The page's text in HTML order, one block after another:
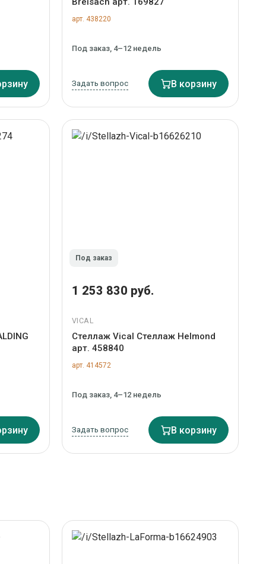
арт. 438220
Под заказ, 4–12 недель
Задать вопрос В корзину
Под заказ
1 253 830 руб.
VICAL
Стеллаж Vical Стеллаж Helmond
арт. 458840
арт. 414572
Под заказ, 4–12 недель
Задать вопрос В корзину